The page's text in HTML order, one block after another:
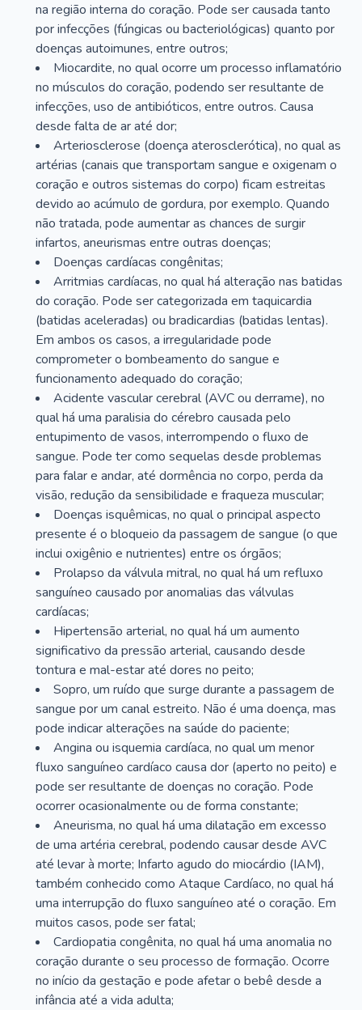
na região interna do coração. Pode ser causada tanto
por infecções (fúngicas ou bacteriológicas) quanto por
doenças autoimunes, entre outros;
Miocardite, no qual ocorre um processo inflamatório
no músculos do coração, podendo ser resultante de
infecções, uso de antibióticos, entre outros. Causa
desde falta de ar até dor;
Arteriosclerose (doença aterosclerótica), no qual as
artérias (canais que transportam sangue e oxigenam o
coração e outros sistemas do corpo) ficam estreitas
devido ao acúmulo de gordura, por exemplo. Quando
não tratada, pode aumentar as chances de surgir
infartos, aneurismas entre outras doenças;
Doenças cardíacas congênitas;
Arritmias cardíacas, no qual há alteração nas batidas
do coração. Pode ser categorizada em taquicardia
(batidas aceleradas) ou bradicardias (batidas lentas).
Em ambos os casos, a irregularidade pode
comprometer o bombeamento do sangue e
funcionamento adequado do coração;
Acidente vascular cerebral (AVC ou derrame), no
qual há uma paralisia do cérebro causada pelo
entupimento de vasos, interrompendo o fluxo de
sangue. Pode ter como sequelas desde problemas
para falar e andar, até dormência no corpo, perda da
visão, redução da sensibilidade e fraqueza muscular;
Doenças isquêmicas, no qual o principal aspecto
presente é o bloqueio da passagem de sangue (o que
inclui oxigênio e nutrientes) entre os órgãos;
Prolapso da válvula mitral, no qual há um refluxo
sanguíneo causado por anomalias das válvulas
cardíacas;
Hipertensão arterial, no qual há um aumento
significativo da pressão arterial, causando desde
tontura e mal-estar até dores no peito;
Sopro, um ruído que surge durante a passagem de
sangue por um canal estreito. Não é uma doença, mas
pode indicar alterações na saúde do paciente;
Angina ou isquemia cardíaca, no qual um menor
fluxo sanguíneo cardíaco causa dor (aperto no peito) e
pode ser resultante de doenças no coração. Pode
ocorrer ocasionalmente ou de forma constante;
Aneurisma, no qual há uma dilatação em excesso
de uma artéria cerebral, podendo causar desde AVC
até levar à morte; Infarto agudo do miocárdio (IAM),
também conhecido como Ataque Cardíaco, no qual há
uma interrupção do fluxo sanguíneo até o coração. Em
muitos casos, pode ser fatal;
Cardiopatia congênita, no qual há uma anomalia no
coração durante o seu processo de formação. Ocorre
no início da gestação e pode afetar o bebê desde a
infância até a vida adulta;